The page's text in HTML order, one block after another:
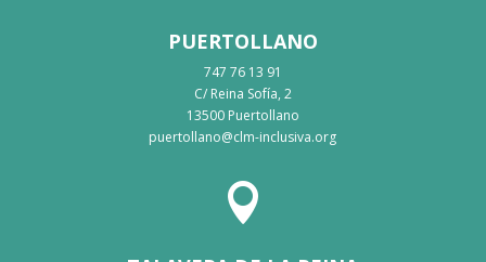
PUERTOLLANO
747 76 13 91
C/ Reina Sofía, 2
13500 Puertollano
puertollano@clm-inclusiva.org
